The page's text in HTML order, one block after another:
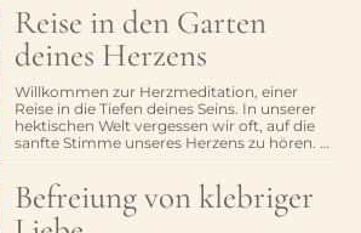
Reise in den Garten
deines Herzens
Willkommen zur Herzmeditation, einer
Reise in die Tiefen deines Seins. In unserer
hektischen Welt vergessen wir oft, auf die
sanfte Stimme unseres Herzens zu hören. …
Befreiung von klebriger